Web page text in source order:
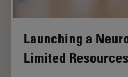
Launching a
Limited Resources